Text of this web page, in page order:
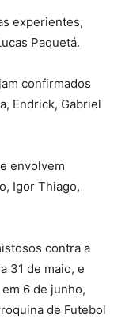
experientes,
Paquetá.
confirmados
Endrick, Gabriel
envolvem
Igor Thiago,
contra a
31 de maio, e
6 de junho,
de Futebol